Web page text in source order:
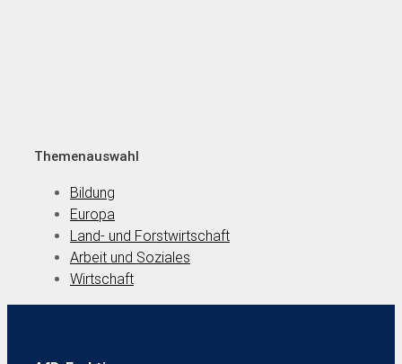
Themenauswahl
Bildung
Europa
Land- und Forstwirtschaft
Arbeit und Soziales
Wirtschaft